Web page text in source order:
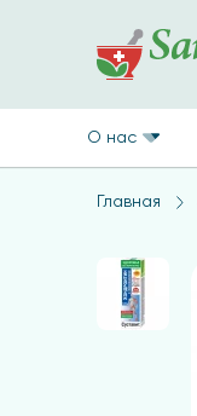
О нас
Главная